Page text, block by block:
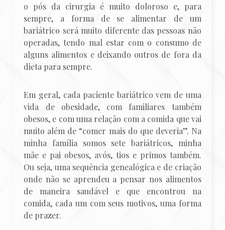
o pós da cirurgia é muito doloroso e, para
sempre, a forma de se alimentar de um
bariátrico será muito diferente das pessoas não
operadas, tendo mal estar com o consumo de
alguns alimentos e deixando outros de fora da
dieta para sempre.
Em geral, cada paciente bariátrico vem de uma
vida de obesidade, com familiares também
obesos, e com uma relação com a comida que vai
muito além de “comer mais do que deveria”. Na
minha família somos sete bariátricos, minha
mãe e pai obesos, avós, tios e primos também.
Ou seja, uma sequência genealógica e de criação
onde não se aprendeu a pensar nos alimentos
de maneira saudável e que encontrou na
comida, cada um com seus motivos, uma forma
de prazer.